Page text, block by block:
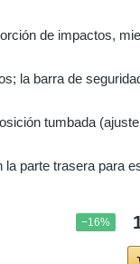
de impactos,
la barra de
tumbada
parte trasera para
−16%